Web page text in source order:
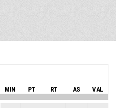
MIN PT RT AS VAL